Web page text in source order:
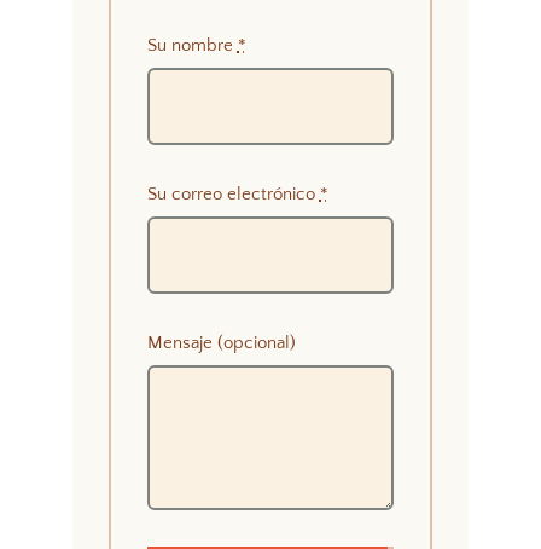
Su nombre *
Su correo electrónico *
Mensaje (opcional)